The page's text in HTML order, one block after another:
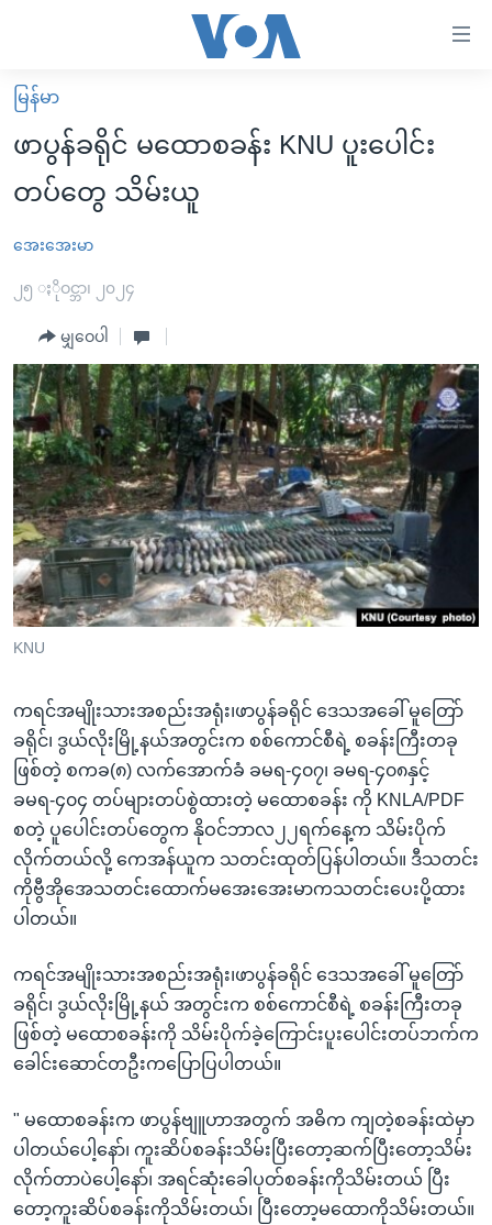
လွယ်ကူ
စေ
သည့်
များ
ပင်မ
ကျော်
ကြည့်
ရန်
ပင်မ
အ
ညွန်း
စာမျက်နှာ
သို့
ကျော်
ကြည့်
ရှာဖွေ
ရန်
နေရာ
သို့
ကျော်
ရန်
မူလစာမျက်နှာ
မြန်မာ
ကမ္ဘာ့သတင်းများ
အစ္စရေး-ပါလက်စတိုင်း
အင်္ဂလိပ်စာလေ့လာမယ်
အမေရိကန်သုံးအီဒီယံ
မကြေးမုံရဲ့ အင်္ဂလိပ်စာ
ရုပ်ရှင်ထဲက အင်္ဂလိပ်စာ
သုတပဒေသာ အင်္ဂလိပ်စာ
အပတ်စဉ်ကဏ္ဍများ
ရေဒီယို
တီဗွီ
ရေဒီယိုနှင့်ရုပ်သံ အချက်အလက်များ
ရေဒီယို/တီဗွီအစီအစဉ်
Learning English
ဗွီအိုအေ လူမှုကွန်ယက်များ
ဘာသာစကားများ
မြန်မာ
ဖာပွန်ခရိုင် မထောစခန်း KNU ပူးပေါင်း
တပ်တွေ သိမ်းယူ
အေးအေးမာ
၂၅ ႏိုဝင္ဘာ၊ ၂၀၂၄
မျှဝေပါ
KNU
ကရင်အမျိုးသားအစည်းအရုံး၊ဖာပွန်ခရိုင် ဒေသအခေါ် မူတြော်
ခရိုင်၊ ဒွယ်လိုးမြို့နယ်အတွင်းက စစ်ကောင်စီရဲ့ စခန်းကြီးတခု
ဖြစ်တဲ့ စကခ(၈) လက်အောက်ခံ ခမရ-၄၀၇၊ ခမရ-၄၀၈နှင့်
ခမရ-၄၀၄ တပ်များတပ်စွဲထားတဲ့ မထောစခန်း ကို KNLA/PDF
စတဲ့ ပူပေါင်းတပ်တွေက နိုဝင်ဘာလ၂၂ရက်နေ့က သိမ်းပိုက်
လိုက်တယ်လို့ ကေအန်ယူက သတင်းထုတ်ပြန်ပါတယ်။ ဒီသတင်း
ကိုဗွီအိုအေသတင်းထောက်မအေးအေးမာကသတင်းပေးပို့ထား
ပါတယ်။
ကရင်အမျိုးသားအစည်းအရုံး၊ဖာပွန်ခရိုင် ဒေသအခေါ် မူတြော်
ခရိုင်၊ ဒွယ်လိုးမြို့နယ် အတွင်းက စစ်ကောင်စီရဲ့ စခန်းကြီးတခု
ဖြစ်တဲ့ မထောစခန်းကို သိမ်းပိုက်ခဲ့ကြောင်းပူးပေါင်းတပ်ဘက်က
ခေါင်းဆောင်တဦးကပြောပြပါတယ်။
" မထောစခန်းက ဖာပွန်ဗျူဟာအတွက် အဓိက ကျတဲ့စခန်းထဲမှာ
ပါတယ်ပေါ့နော်၊ ကူးဆိပ်စခန်းသိမ်းပြီးတော့ဆက်ပြီးတော့သိမ်း
လိုက်တာပဲပေါ့နော်၊ အရင်ဆုံးခေါပုတ်စခန်းကိုသိမ်းတယ် ပြီး
တော့ကူးဆိပ်စခန်းကိုသိမ်းတယ်၊ ပြီးတော့မထောကိုသိမ်းတယ်။